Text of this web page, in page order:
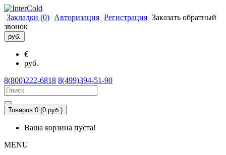
Закладки (0) Авторизация Регистрация Заказать обратный
звонок
руб.
€
руб.
8(800)222-6818 8(499)394-51-90
Товаров 0 (0 руб.)
Ваша корзина пуста!
MENU